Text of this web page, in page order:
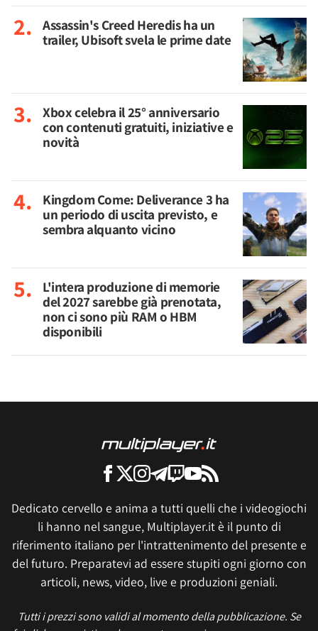
Assassin's Creed Heredis ha un
trailer, Ubisoft svela le prime date
Xbox celebra il 25° anniversario
con contenuti gratuiti, iniziative e
novità
Kingdom Come: Deliverance 3 ha
un periodo di uscita previsto, e
sembra alquanto vicino
L'intera produzione di memorie
del 2027 sarebbe già prenotata,
non ci sono più RAM o HBM
disponibili
Dedicato cervello e anima a tutti quelli che i videogiochi
li hanno nel sangue, Multiplayer.it è il punto di
riferimento italiano per l'intrattenimento del presente e
del futuro. Preparatevi ad essere stupiti ogni giorno con
articoli, news, video, live e produzioni geniali.
Tutti i prezzi sono validi al momento della pubblicazione. Se